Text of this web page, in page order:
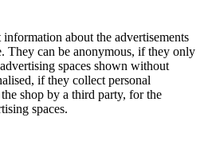
about the advertisements
They can be anonymous, if they only
spaces shown without
if they collect personal
shop by a third party, for the
spaces.